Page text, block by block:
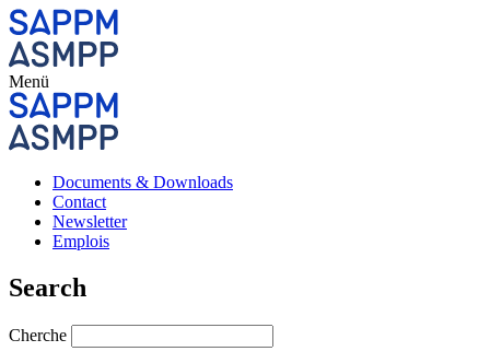
Menü
Documents & Downloads
Contact
Newsletter
Emplois
Search
Cherche